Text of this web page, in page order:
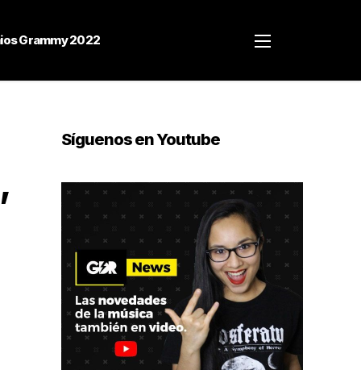
Grammy 2022
Síguenos en Youtube